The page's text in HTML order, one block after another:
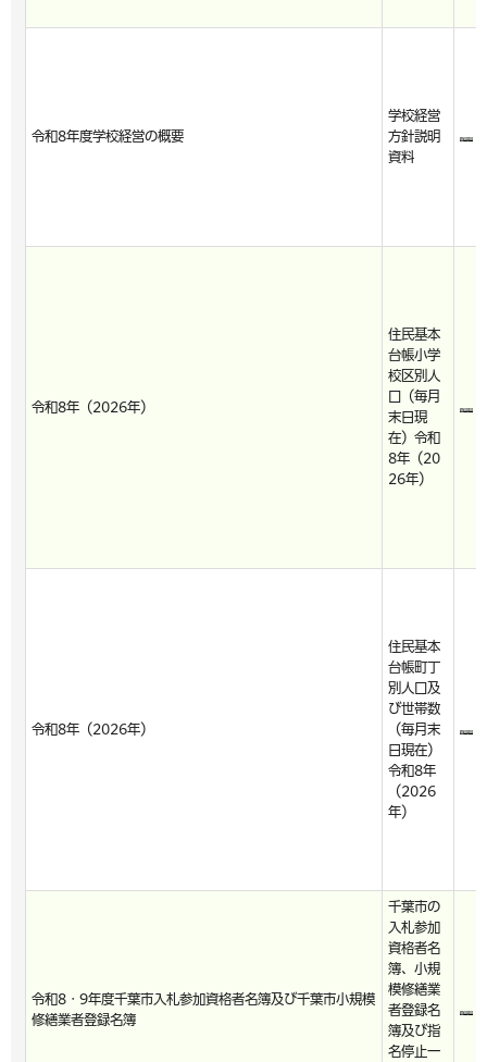
令和8年度学校経営の概要
学校経営
方針説明
資料
令和8年（2026年）
住民基本
台帳小学
校区別人
口（毎月
末日現
在）令和
8年（20
26年）
令和8年（2026年）
住民基本
台帳町丁
別人口及
び世帯数
（毎月末
日現在）
令和8年
（2026
年）
令和8・9年度千葉市入札参加資格者名簿及び千葉市小規模
修繕業者登録名簿
千葉市の
入札参加
資格者名
簿、小規
模修繕業
者登録名
簿及び指
名停止一